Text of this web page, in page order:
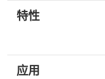
特性
应用